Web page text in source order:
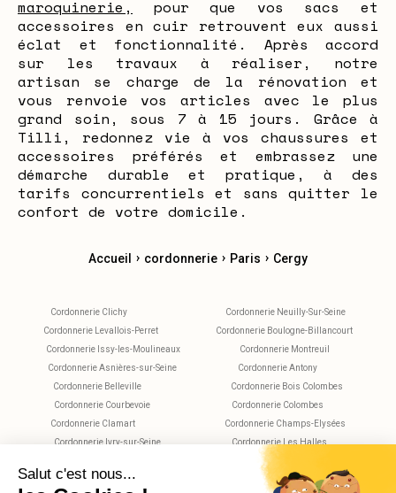
maroquinerie,
pour que vos sacs et
accessoires en cuir retrouvent eux aussi
éclat et fonctionnalité. Après accord
sur les travaux à réaliser, notre
artisan se charge de la rénovation et
vous renvoie vos articles avec le plus
grand soin, sous 7 à 15 jours. Grâce à
Tilli, redonnez vie à vos chaussures et
accessoires préférés et embrassez une
démarche durable et pratique, à des
tarifs concurrentiels et sans quitter le
confort de votre domicile.
Accueil › cordonnerie › Paris › Cergy
Cordonnerie Clichy
Cordonnerie Neuilly-Sur-Seine
Cordonnerie Levallois-Perret
Cordonnerie Boulogne-Billancourt
Cordonnerie Issy-les-Moulineaux
Cordonnerie Montreuil
Cordonnerie Asnières-sur-Seine
Cordonnerie Antony
Cordonnerie Belleville
Cordonnerie Bois Colombes
Cordonnerie Courbevoie
Cordonnerie Colombes
Cordonnerie Clamart
Cordonnerie Champs-Elysées
Cordonnerie Ivry-sur-Seine
Cordonnerie Les Halles
Cordonnerie Montparnasse
Cordonnerie Nanterre
Cordonnerie Plaisance